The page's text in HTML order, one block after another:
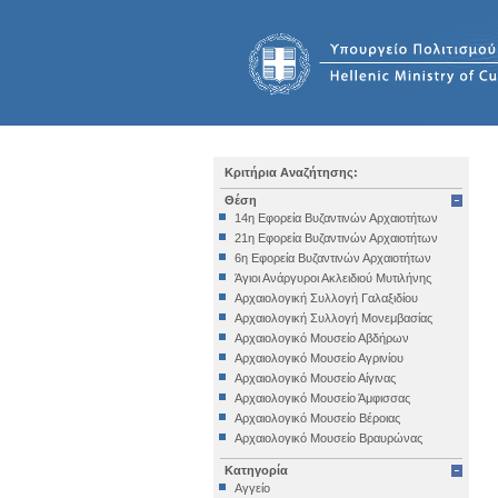
Κριτήρια Αναζήτησης:
Θέση
14η Εφορεία Βυζαντινών Αρχαιοτήτων
21η Εφορεία Βυζαντινών Αρχαιοτήτων
6η Εφορεία Βυζαντινών Αρχαιοτήτων
Άγιοι Ανάργυροι Ακλειδιού Μυτιλήνης
Αρχαιολογική Συλλογή Γαλαξιδίου
Αρχαιολογική Συλλογή Μονεμβασίας
Αρχαιολογικό Μουσείο Αβδήρων
Αρχαιολογικό Μουσείο Αγρινίου
Αρχαιολογικό Μουσείο Αίγινας
Αρχαιολογικό Μουσείο Άμφισσας
Αρχαιολογικό Μουσείο Βέροιας
Αρχαιολογικό Μουσείο Βραυρώνας
Αρχαιολογικό Μουσείο Δελφών
Αρχαιολογικό Μουσείο Ηγουμενίτσας
Κατηγορία
Αγγείο